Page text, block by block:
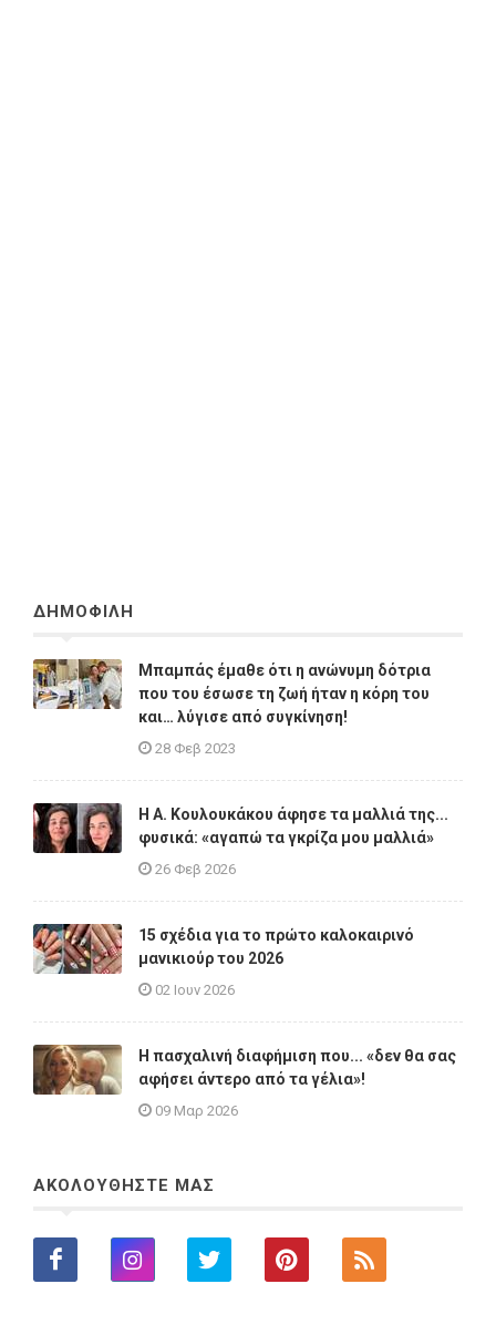
ΔΗΜΟΦΙΛΗ
Μπαμπάς έμαθε ότι η ανώνυμη δότρια
που του έσωσε τη ζωή ήταν η κόρη του
και… λύγισε από συγκίνηση!
28 Φεβ 2023
Η A. Κουλουκάκου άφησε τα μαλλιά της...
φυσικά: «αγαπώ τα γκρίζα μου μαλλιά»
26 Φεβ 2026
15 σχέδια για το πρώτο καλοκαιρινό
μανικιούρ του 2026
02 Ιουν 2026
Η πασχαλινή διαφήμιση που... «δεν θα σας
αφήσει άντερο από τα γέλια»!
09 Μαρ 2026
ΑΚΟΛΟΥΘΗΣΤΕ ΜΑΣ